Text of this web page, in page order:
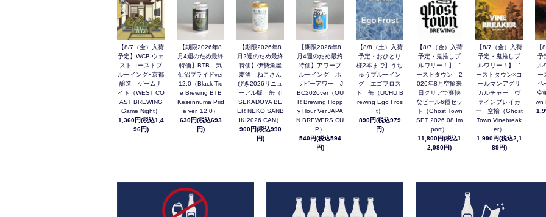
【8/7（金）入荷
予定】WCB ウェ
ストコーストブ
ルーイング×京都
醸造 ゲームナ
イト（WEST CO
AST BREWING
Game Night）
1,360円(税込1,4
96円)
【期限2026年8
月4週のため最終
特価】BTB 気
仙沼プライドver
12.0（Black Tid
e Brewing BTB
Kesennuma Prid
e ver. 12.0）
630円(税込693
円)
【期限2026年8
月2週のため最終
特価】伊勢角屋
麦酒 ねこさん
びき2026リニュ
ーアル版 缶（I
SEKADOYA BE
ER NEKO SANB
IKI2026 CAN）
900円(税込990
円)
【期限2026年8
月4週のため最終
特価】アワーブ
ルーイング ホ
ッピーアワー J
BC2026ver（OU
R Brewing Hopp
y Hour Ver.JAPA
N BREWERS CU
P）
540円(税込594
円)
【8/8（土）入荷
予定・おひとり
様2本まで】うち
ゅうブルーイン
グ エゴフロス
ト 缶（UCHU B
rewing Ego Fros
t）
890円(税込979
円)
【8/7（金）入荷
予定・鬼推しブ
ルワリー！】ゴ
ーストタウン 2
026年8月空輸来
日クリアで爽快
なビール6種セッ
ト（Ghost Town
SET 2026.08 Im
port）
11,800円(税込1
2,980円)
【8/7（金）入荷
予定・鬼推しブ
ルワリー！】ゴ
ーストタウン×コ
ールマンアグリ
カルチャー ヴ
ァインブレイカ
ー 空輸（Ghost
Town Vinebreak
er）
1,990円(税込2,1
89円)
【
予
ル
ー
ペ
空
wn